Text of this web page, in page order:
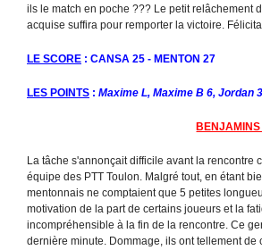
ils le match en poche ??? Le petit relâchement
acquise suffira pour remporter la victoire.
LE SCORE : CANSA 25 - MENTON 27
LES POINTS : Maxime L, Maxime B 6, Jordan
BENJAMINS
La tâche s'annonçait difficile avant la rencontre
équipe des PTT Toulon. Malgré tout, en étant
mentonnais ne comptaient que 5 petites
motivation de la part de certains joueurs et la
incompréhensible à la fin de la rencontre. Ce
dernière minute. Dommage, ils ont tellement